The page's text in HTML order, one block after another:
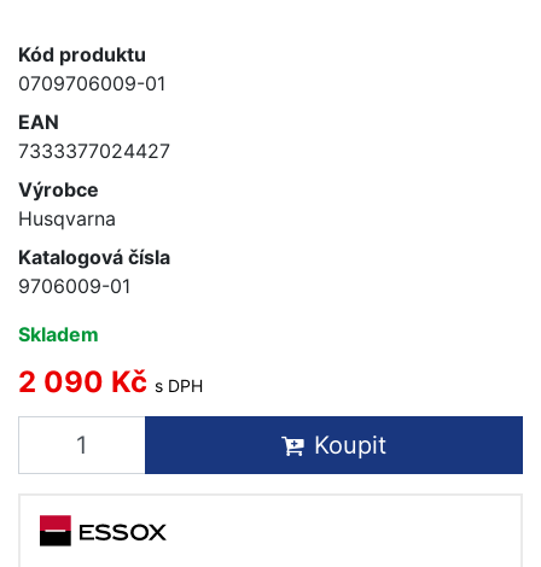
Kód produktu
0709706009-01
EAN
7333377024427
Výrobce
Husqvarna
Katalogová čísla
9706009-01
Skladem
2 090 Kč s DPH
Koupit